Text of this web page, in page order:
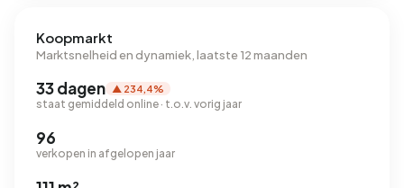
Koopmarkt
Marktsnelheid en dynamiek, laatste 12 maanden
33 dagen ▲ 234,4%
staat gemiddeld online · t.o.v. vorig jaar
96
verkopen in afgelopen jaar